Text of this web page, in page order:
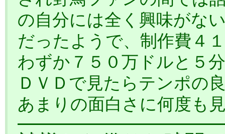
の自分には全く興味がな
だったようで、制作費４
わずか７５０万ドルと
ＤＶＤで見たらテンポの
あまりの面白さに何度も